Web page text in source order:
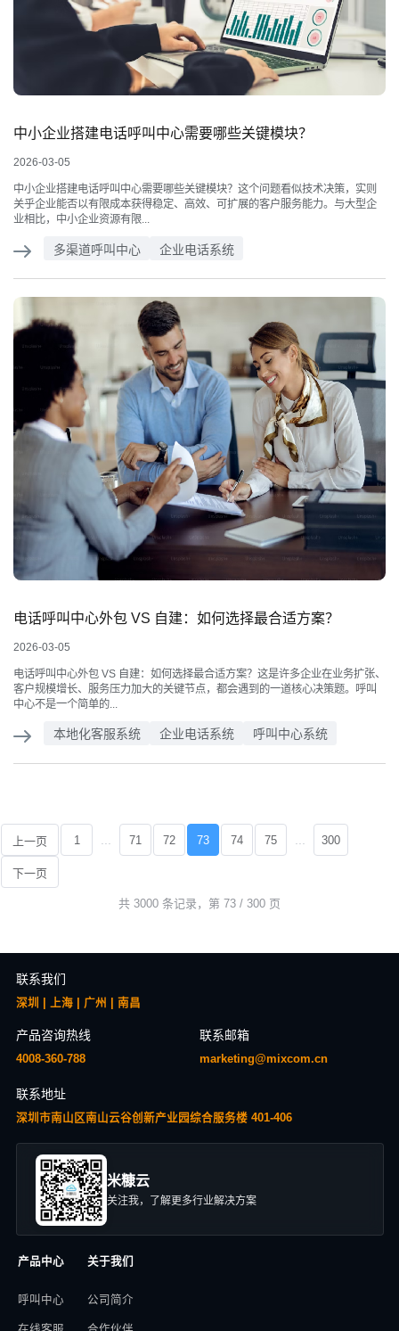
中小企业搭建电话呼叫中心需要哪些关键模块？
2026-03-05
中小企业搭建电话呼叫中心需要哪些关键模块？这个问题看似技术决策，实则
关乎企业能否以有限成本获得稳定、高效、可扩展的客户服务能力。与大型企
业相比，中小企业资源有限...
多渠道呼叫中心 企业电话系统
电话呼叫中心外包 VS 自建：如何选择最合适方案？
2026-03-05
电话呼叫中心外包 VS 自建：如何选择最合适方案？这是许多企业在业务扩张、
客户规模增长、服务压力加大的关键节点，都会遇到的一道核心决策题。呼叫
中心不是一个简单的...
本地化客服系统 企业电话系统 呼叫中心系统
上一页 1 71 72 73 74 75 300
下一页
共 3000 条记录，第 73 / 300 页
联系我们
深圳 | 上海 | 广州 | 南昌
产品咨询热线
4008-360-788
联系邮箱
marketing@mixcom.cn
联系地址
深圳市南山区南山云谷创新产业园综合服务楼 401-406
米糠云
关注我，了解更多行业解决方案
产品中心
呼叫中心
关于我们
公司简介